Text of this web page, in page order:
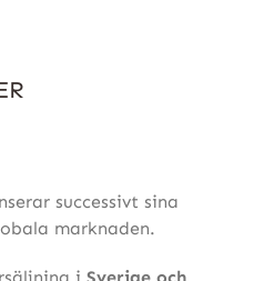
successivt sina
marknaden.